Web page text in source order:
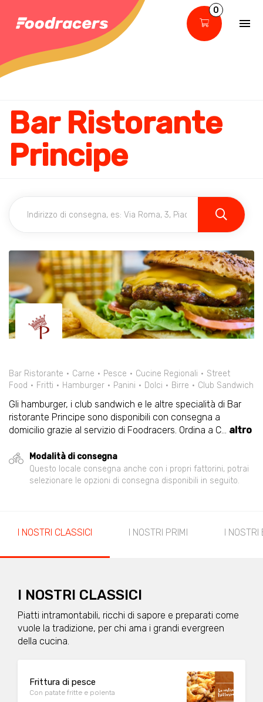
0
Bar Ristorante
Principe
Bar Ristorante Carne Pesce Cucine Regionali
Street
Food
Fritti Hamburger Panini Dolci Birre Club Sandwich
Gli hamburger, i club sandwich e le altre specialità di Bar
ristorante Principe sono disponibili con consegna a
domicilio grazie al servizio di Foodracers. Ordina a C... altro
Modalità di consegna
Questo locale consegna anche con i propri fattorini, potrai
selezionare le opzioni di consegna disponibili in seguito.
I NOSTRI CLASSICI I NOSTRI PRIMI I NOSTRI
I NOSTRI CLASSICI
Piatti intramontabili, ricchi di sapore e preparati come
vuole la tradizione, per chi ama i grandi evergreen
della cucina.
Frittura di pesce
Con patate fritte e polenta